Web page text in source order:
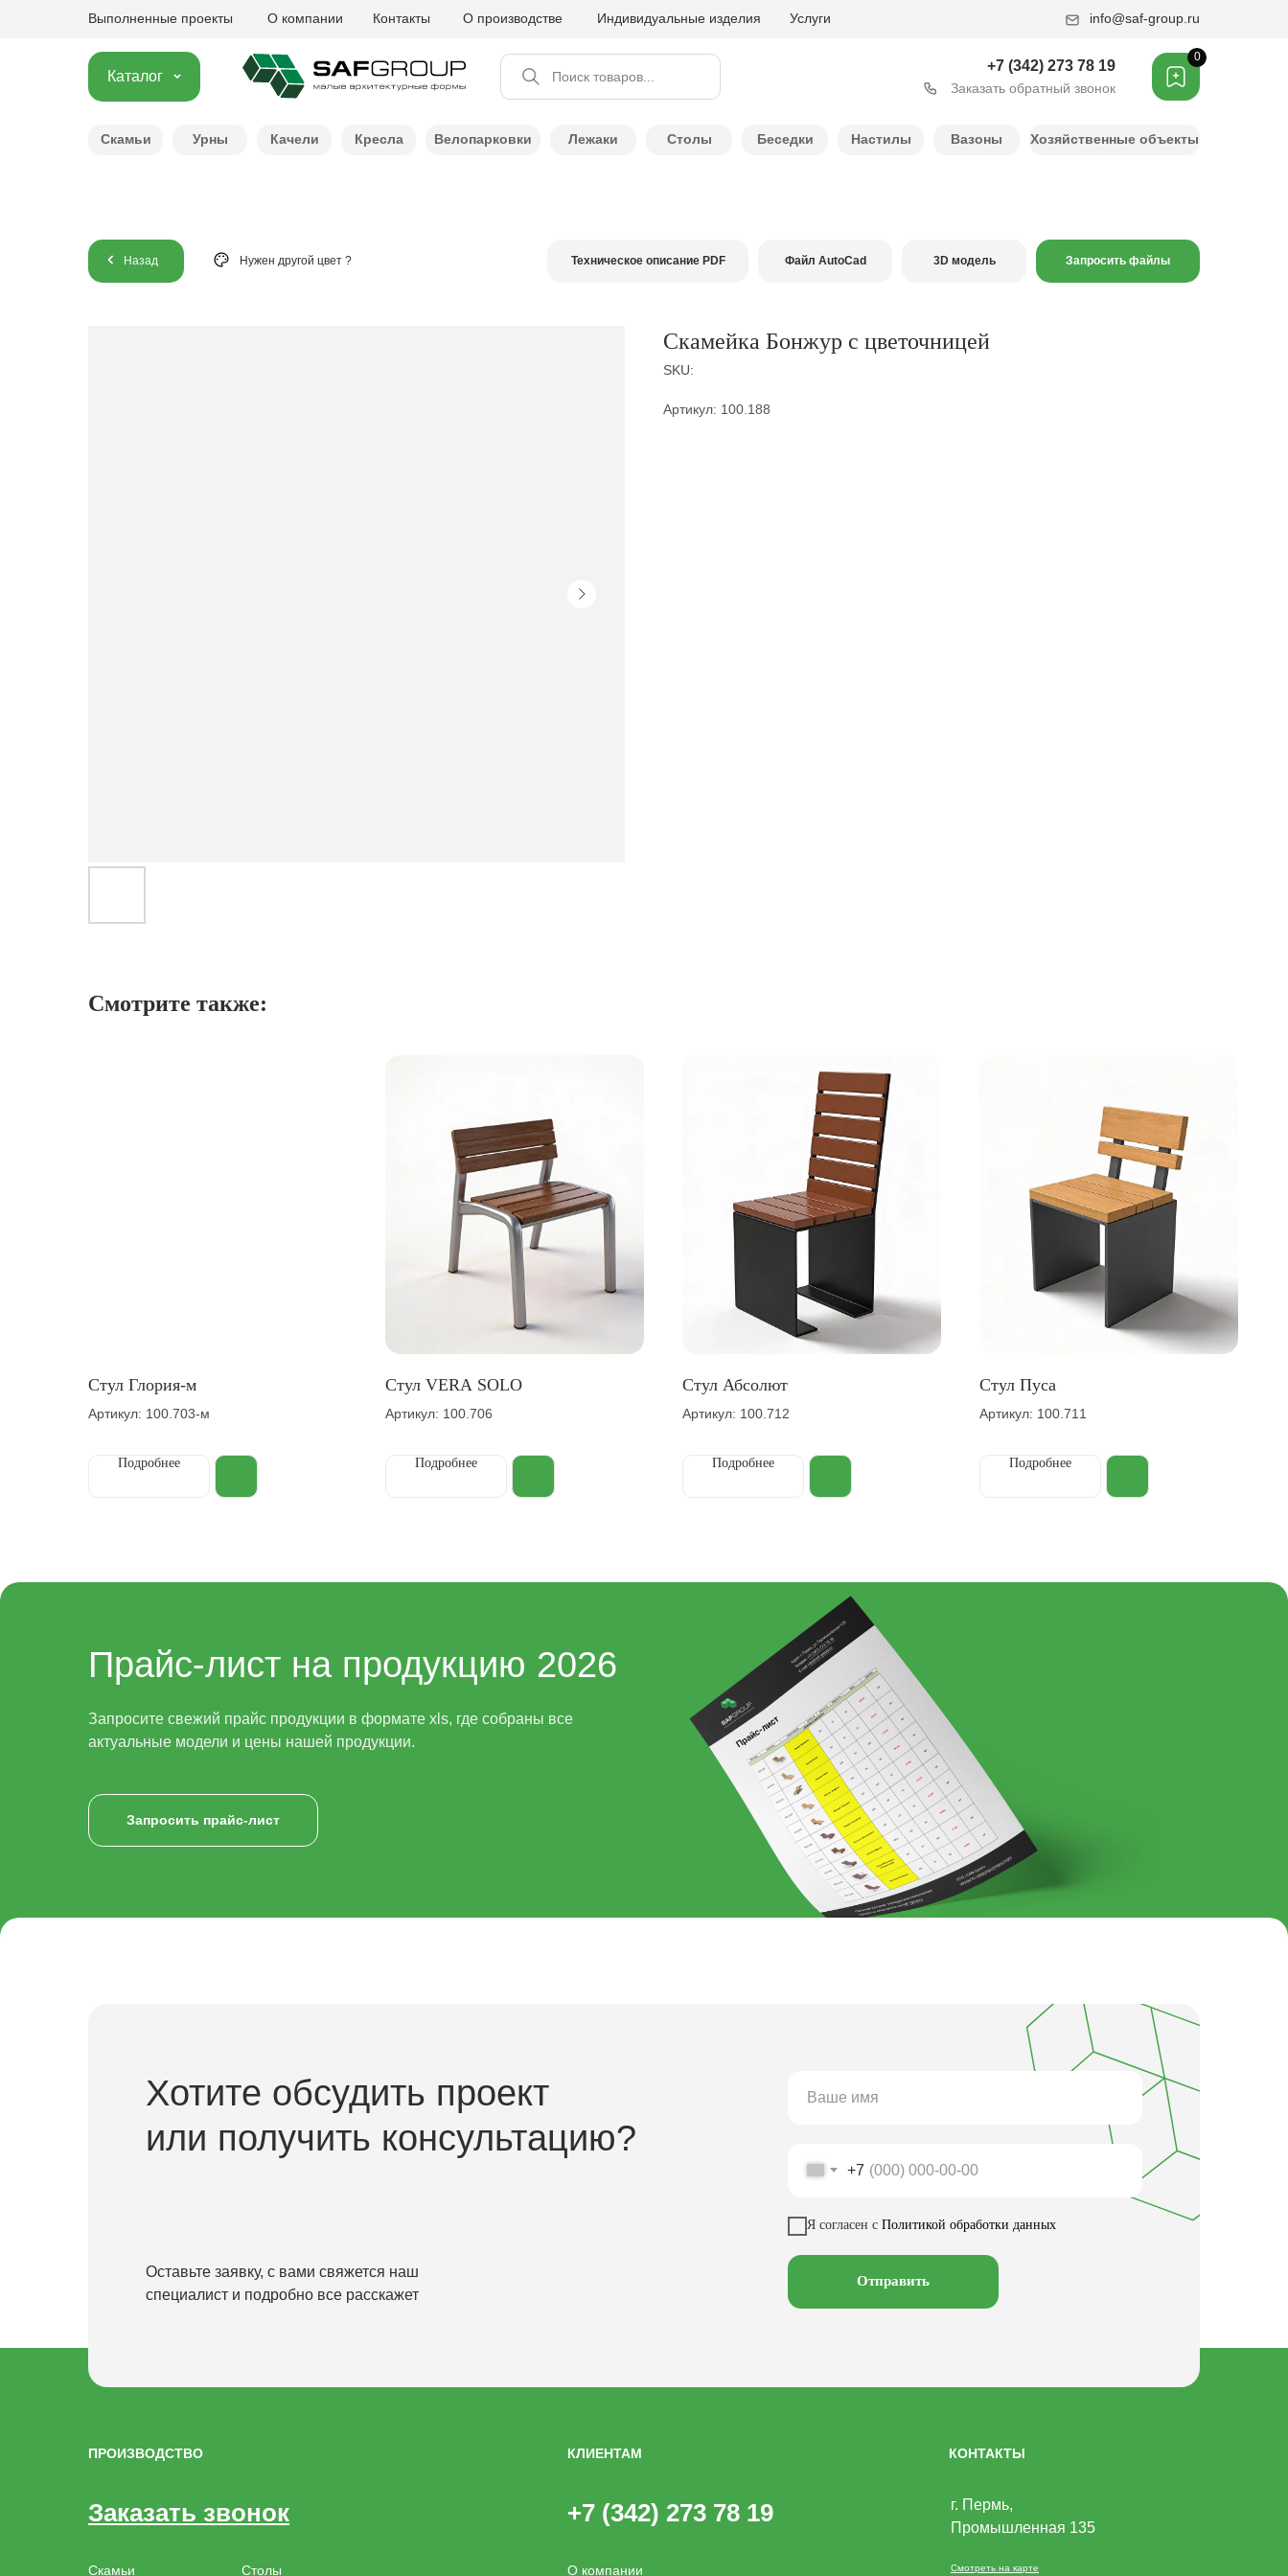
Выполненные проекты О компании Контакты О производстве Индивидуальные изделия Услуги info@saf-group.ru
Заказать обратный звонок
Каталог Поиск товаров...
+7 (342) 273 78 19
0
Скамьи Урны Качели Кресла Велопарковки Лежаки Столы Беседки Настилы Вазоны Хозяйственные объекты
Назад Запросить файлы
3D модель
Файл AutoCad
Техническое описание PDF
Нужен другой цвет ?
Скамейка Бонжур с цветочницей
SKU:
Артикул: 100.188
Смотрите также:
Стул Глория-м
Артикул: 100.703-м
Подробнее
Cтул VERA SOLO
Артикул: 100.706
Подробнее
Стул Абсолют
Артикул: 100.712
Подробнее
Стул Пуса
Артикул: 100.711
Подробнее
Прайс-лист на продукцию 2026
Запросите свежий прайс продукции в формате xls, где собраны все
актуальные модели и цены нашей продукции.
Запросить прайс-лист
Хотите обсудить проект
или получить консультацию?
Оставьте заявку, с вами свяжется наш
специалист и подробно все расскажет
+7
Я согласен с Политикой обработки данных
Отправить
КЛИЕНТАМ КОНТАКТЫ
+7 (342) 273 78 19
О компании
г. Пермь,
Промышленная 135
Смотреть на карте
ПРОИЗВОДСТВО
Скамьи
Заказать звонок
Столы